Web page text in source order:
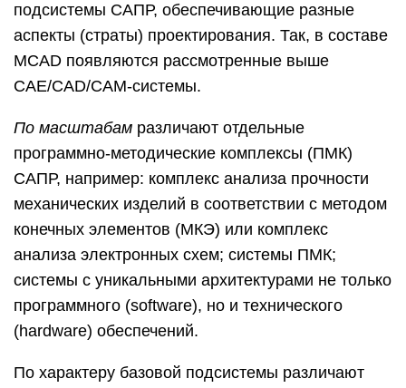
подсистемы САПР, обеспечивающие разные
аспекты (страты) проектирования. Так, в составе
MCAD появляются рассмотренные выше
CAE/CAD/CAM-системы.
По масштабам различают отдельные
программно-методические комплексы (ПМК)
САПР, например: комплекс анализа прочности
механических изделий в соответствии с методом
конечных элементов (МКЭ) или комплекс
анализа электронных схем; системы ПМК;
системы с уникальными архитектурами не только
программного (software), но и технического
(hardware) обеспечений.
По характеру базовой подсистемы различают